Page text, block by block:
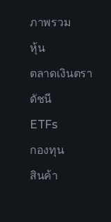
ภาพรวม
หุ้น
ตลาดเงินตรา
ดัชนี
ETFs
กองทุน
สินค้า